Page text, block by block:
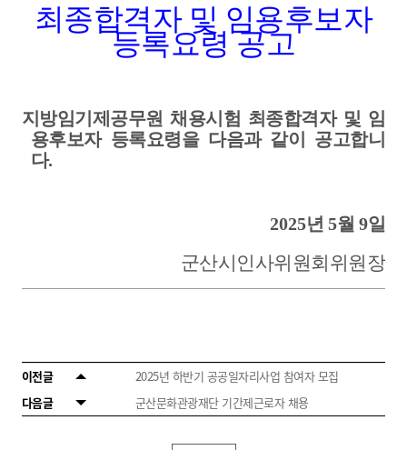
최종합격자 및 임용후보자
등록요령 공고
지방임기제공무원 채용시험 최종합격자 및 임
용후보자 등록요령을 다음과 같이 공고합니
다.
2025년 5월 9일
군산시인사위원회위원장
이전글
2025년 하반기 공공일자리사업 참여자 모집
다음글
군산문화관광재단 기간제근로자 채용